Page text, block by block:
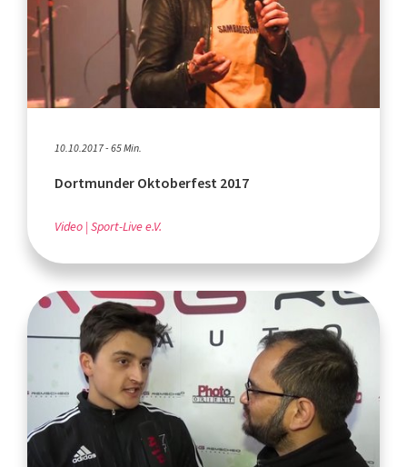
10.10.2017 - 65 Min.
Dortmunder Oktoberfest 2017
Video Sport-Live e.V.